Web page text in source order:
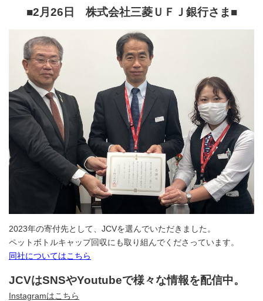
■2月26日 株式会社三菱ＵＦＪ銀行さま ■
2023年の寄付先として、JCVを選んでいただきました。
ペットボトルキャップ回収にも取り組んでくださっています。
同社についてはこちら
JCVはSNSやYoutubeで様々な情報を配信中。
Instagramはこちら